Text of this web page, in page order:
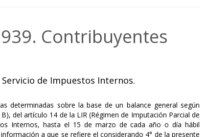
Contribuyentes
de Impuestos Internos.
determinadas sobre la base de un balance general según
del artículo 14 de la LIR (Régimen de Imputación Parcial de
Internos, hasta el 15 de marzo de cada año o día hábil
a que se refiere el considerando 4° de la presente